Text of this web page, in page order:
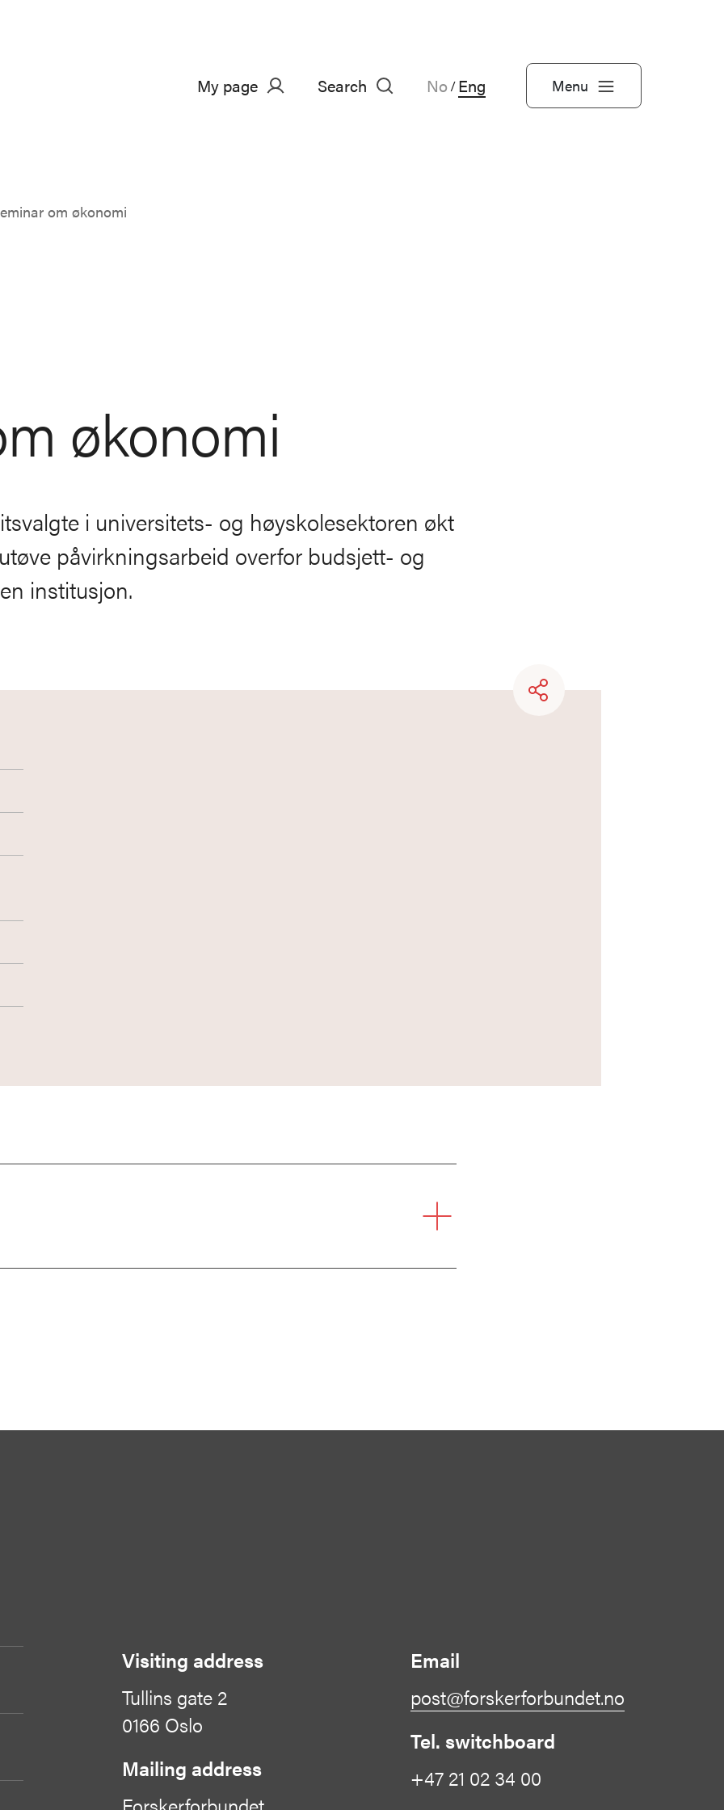
My page Search No /Eng Menu
om økonomi
økonomi
i universitets- og høyskolesektoren økt
påvirkningsarbeid overfor budsjett- og
institusjon.
Visiting address
Tullins gate 2
0166 Oslo
Mailing address
Email
post@forskerforbundet.no
Tel. switchboard
+47 21 02 34 00